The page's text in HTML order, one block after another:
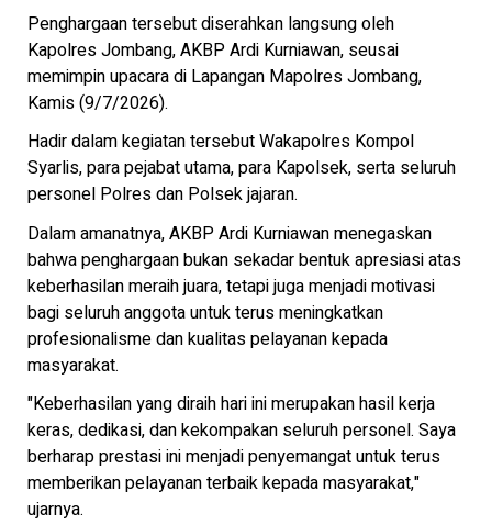
Penghargaan tersebut diserahkan langsung oleh
Kapolres Jombang, AKBP Ardi Kurniawan, seusai
memimpin upacara di Lapangan Mapolres Jombang,
Kamis (9/7/2026).
Hadir dalam kegiatan tersebut Wakapolres Kompol
Syarlis, para pejabat utama, para Kapolsek, serta seluruh
personel Polres dan Polsek jajaran.
Dalam amanatnya, AKBP Ardi Kurniawan menegaskan
bahwa penghargaan bukan sekadar bentuk apresiasi atas
keberhasilan meraih juara, tetapi juga menjadi motivasi
bagi seluruh anggota untuk terus meningkatkan
profesionalisme dan kualitas pelayanan kepada
masyarakat.
"Keberhasilan yang diraih hari ini merupakan hasil kerja
keras, dedikasi, dan kekompakan seluruh personel. Saya
berharap prestasi ini menjadi penyemangat untuk terus
memberikan pelayanan terbaik kepada masyarakat,"
ujarnya.